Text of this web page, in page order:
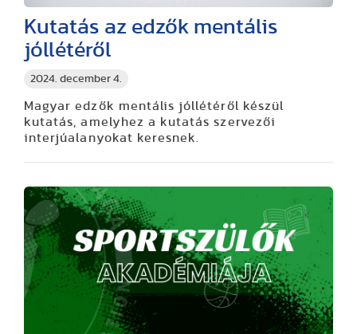
2024. december 4.
Kutatás az edzők mentális
jóllétéről
Magyar edzők mentális jóllétéről készül
kutatás, amelyhez a kutatás szervezői
interjúalanyokat keresnek.